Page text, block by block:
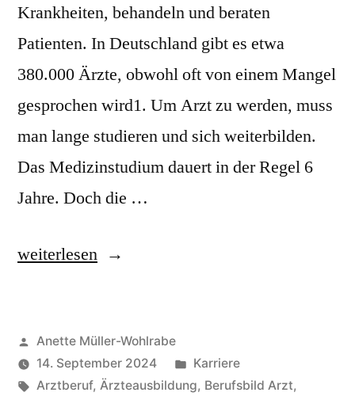
Krankheiten, behandeln und beraten
Patienten. In Deutschland gibt es etwa
380.000 Ärzte, obwohl oft von einem Mangel
gesprochen wird1. Um Arzt zu werden, muss
man lange studieren und sich weiterbilden.
Das Medizinstudium dauert in der Regel 6
Jahre. Doch die …
„Berufsbild
und
Anforderungen“
weiterlesen
Veröffentlicht
von
Anette Müller-Wohlrabe
14. September 2024
Veröffentlicht
unter
Karriere
Schlagwörter:
Arztberuf, Ärzteausbildung, Berufsbild Arzt,